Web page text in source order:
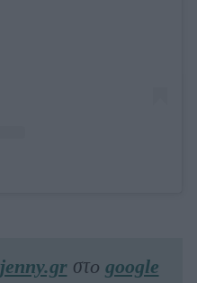
jenny.grστο google